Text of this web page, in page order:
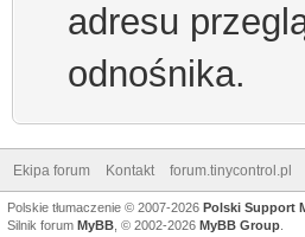
adresu
odnośnika.
Ekipa forum Kontakt forum.tinycontrol.pl
Polskie tłumaczenie © 2007-2026 Polski Support
Silnik forum MyBB , © 2002-2026 MyBB Group